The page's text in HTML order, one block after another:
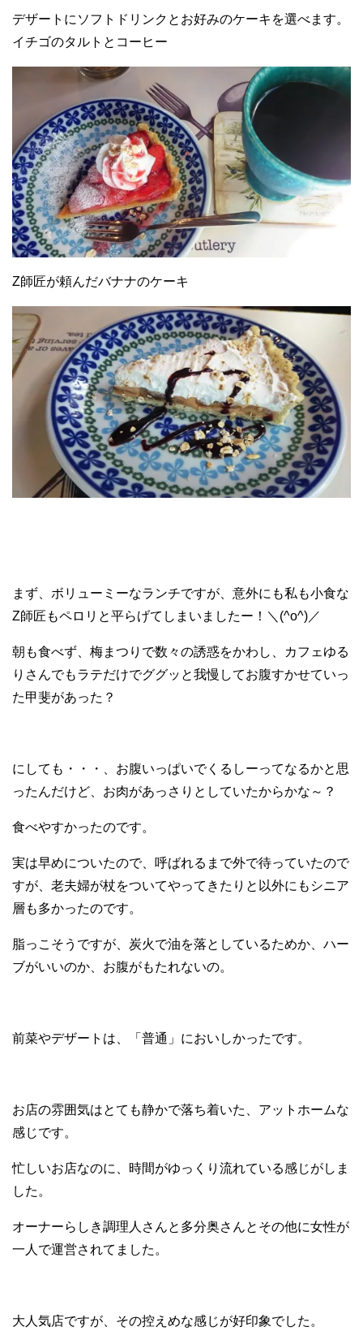
デザートにソフトドリンクとお好みのケーキを選べます。
イチゴのタルトとコーヒー
Z師匠が頼んだバナナのケーキ
まず、ボリューミーなランチですが、意外にも私も小食な
Z師匠もペロリと平らげてしまいましたー！＼(^o^)／
朝も食べず、梅まつりで数々の誘惑をかわし、カフェゆる
りさんでもラテだけでググッと我慢してお腹すかせていっ
た甲斐があった？
にしても・・・、お腹いっぱいでくるしーってなるかと思
ったんだけど、お肉があっさりとしていたからかな～？
食べやすかったのです。
実は早めについたので、呼ばれるまで外で待っていたので
すが、老夫婦が杖をついてやってきたりと以外にもシニア
層も多かったのです。
脂っこそうですが、炭火で油を落としているためか、ハー
ブがいいのか、お腹がもたれないの。
前菜やデザートは、「普通」においしかったです。
お店の雰囲気はとても静かで落ち着いた、アットホームな
感じです。
忙しいお店なのに、時間がゆっくり流れている感じがしま
した。
オーナーらしき調理人さんと多分奥さんとその他に女性が
一人で運営されてました。
大人気店ですが、その控えめな感じが好印象でした。